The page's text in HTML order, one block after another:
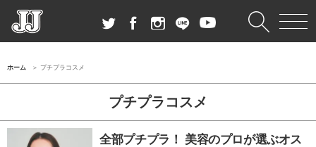
ホーム プチプラコスメ
プチプラコスメ
全部プチプラ！ 美容のプロが選ぶオス